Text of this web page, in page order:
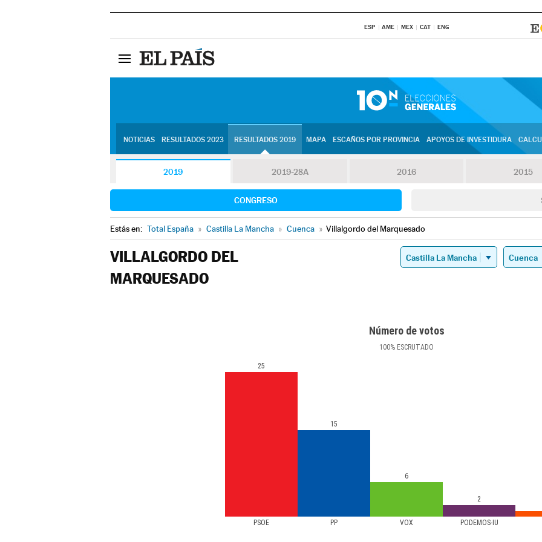
ESP AME MEX CAT ENG
NOTICIAS RESULTADOS 2023 RESULTADOS 2019 MAPA ESCAÑOS POR PROVINCIA APOYOS DE INVESTIDURA
2019 2019-28A 2016 2015
CONGRESO
Estás en: Total España » Castilla La Mancha » Cuenca » Villalgordo del Marquesado
VILLALGORDO DEL
MARQUESADO
Número de votos
100% ESCRUTADO
PSOE PP VOX PODEMOS-IU
25
15
6
2